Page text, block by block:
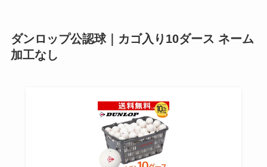
ダンロップ公認球｜カゴ入り10ダース ネーム
加工なし